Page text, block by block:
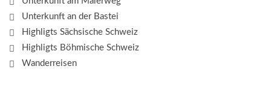
Unterkunft an der Bastei
Highligts Sächsische Schweiz
Highligts Böhmische Schweiz
Wanderreisen